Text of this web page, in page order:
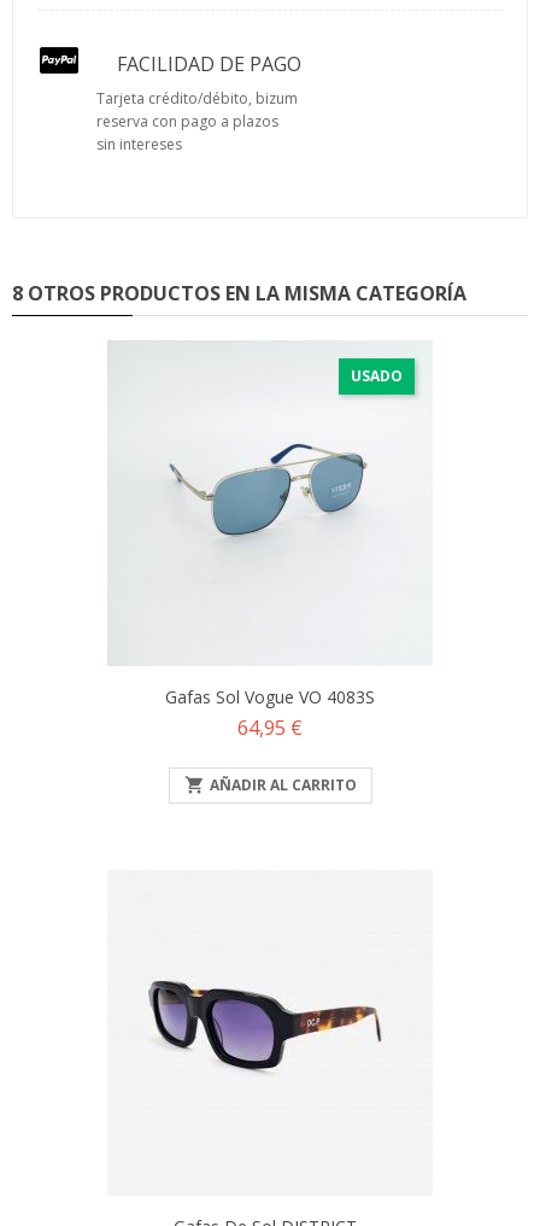
FACILIDAD DE PAGO
Tarjeta crédito/débito, bizum
reserva con pago a plazos
sin intereses
8 OTROS PRODUCTOS EN LA MISMA CATEGORÍA
USADO
Gafas Sol Vogue VO 4083S
Precio
64,95 €
 AÑADIR AL CARRITO